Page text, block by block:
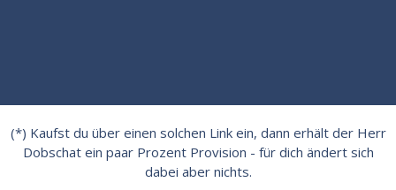
(*) Kaufst du über einen solchen Link ein, dann erhält der Herr
Dobschat ein paar Prozent Provision - für dich ändert sich
dabei aber nichts.